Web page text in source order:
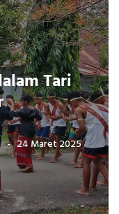
Tari
24 Maret 2025